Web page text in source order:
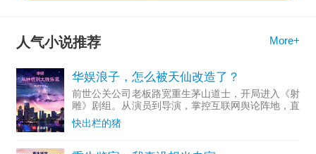
人气小说推荐 More+
华娱浪子，怎么被天仙改造了？
前世公关公司老板路宽重生茅山道士，开局进入《射
雕》剧组。从演员到导演，掌控互联网舆论阵地，直
至成为资...
快出栏的猪